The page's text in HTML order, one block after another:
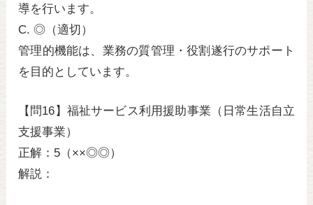
導を行います。
C. ◎（適切）
管理的機能は、業務の質管理・役割遂行のサポート
を目的としています。
【問16】福祉サービス利用援助事業（日常生活自立
支援事業）
正解：5（××◎◎）
解説：